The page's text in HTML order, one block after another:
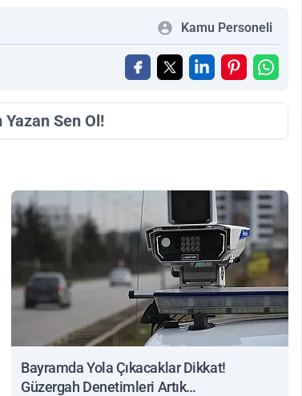
Kamu Personeli
Yazan Sen Ol!
Bayramda Yola Çıkacaklar Dikkat!
Güzergah Denetimleri Artık